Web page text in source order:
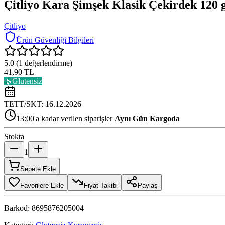
Çitliyo Kara Şimşek Klasik Çekirdek 120
Çitliyo
Ürün Güvenliği Bilgileri
5.0 (1 değerlendirme)
41,90 TL
🌿Glutensiz
TETT/SKT: 16.12.2026
13:00'a kadar verilen siparişler Aynı Gün Kargoda
Stokta
1
Sepete Ekle
Favorilere Ekle Fiyat Takibi Paylaş
Barkod: 8695876205004